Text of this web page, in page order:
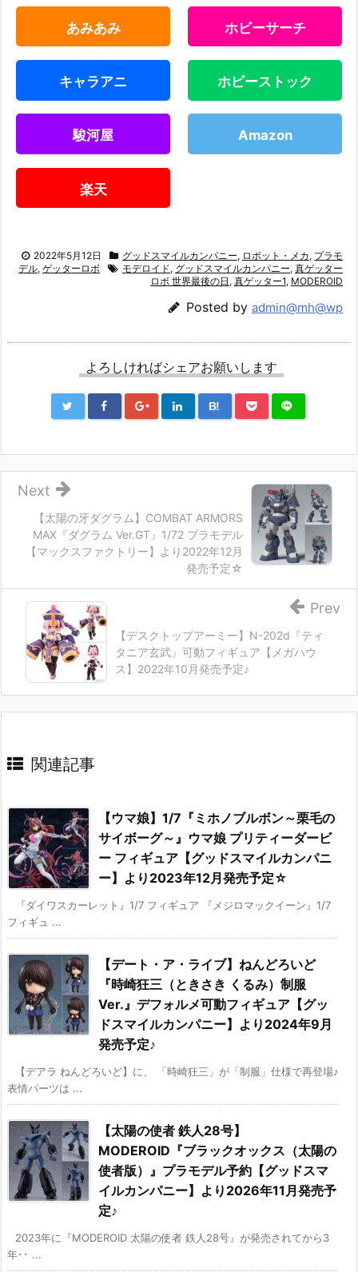
あみあみ ホビーサーチ
キャラアニ ホビーストック
駿河屋 Amazon
楽天
2022年5月12日 グッドスマイルカンパニー, ロボット・メカ , プラモ
デル, ゲッターロボ モデロイド, グッドスマイルカンパニー, 真ゲッター
ロボ 世界最後の日 , 真ゲッター1, MODEROID
Posted by admin@mh@wp
よろしければシェアお願いします
B!
【太陽の牙ダグラム】COMBAT ARMORS
MAX『ダグラム Ver.GT』1/72 プラモデル
【マックスファクトリー】より2022年12月
発売予定☆
Next
【デスクトップアーミー】N-202d『ティ
タニア玄武』可動フィギュア【メガハウ
ス】2022年10月発売予定♪
Prev
関連記事
【ウマ娘】1/7『ミホノブルボン～栗毛の
サイボーグ～』ウマ娘 プリティーダービ
ー フィギュア【グッドスマイルカンパニ
ー】より2023年12月発売予定☆
『ダイワスカーレット』1/7 フィギュア 『メジロマックイーン』1/7
フィギュ ...
【デート・ア・ライブ】ねんどろいど
『時崎狂三（ときさき くるみ）制服
Ver.』デフォルメ可動フィギュア【グッ
ドスマイルカンパニー】より2024年9月
発売予定♪
【デアラ ねんどろいど】に、 「時崎狂三」が「制服」仕様で再登場♪
表情パーツは ...
【太陽の使者 鉄人28号】
MODEROID『ブラックオックス（太陽の
使者版）』プラモデル予約【グッドスマ
イルカンパニー】より2026年11月発売予
定♪
2023年に『MODEROID 太陽の使者 鉄人28号』が発売されてから3
年･･ ...